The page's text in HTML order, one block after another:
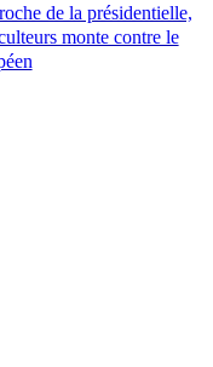
de la présidentielle,
monte contre le